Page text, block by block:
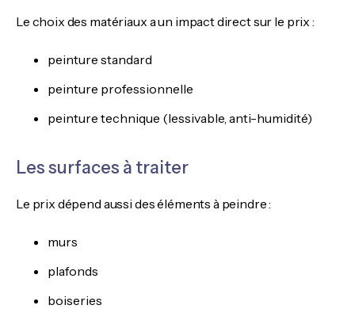
Le choix des matériaux a un impact direct sur le prix :
peinture standard
peinture professionnelle
peinture technique (lessivable, anti-humidité)
Les surfaces à traiter
Le prix dépend aussi des éléments à peindre :
murs
plafonds
boiseries